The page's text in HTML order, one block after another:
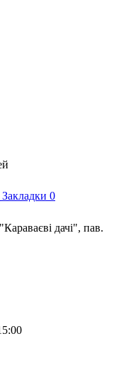
Закладки 0
дачі", пав.